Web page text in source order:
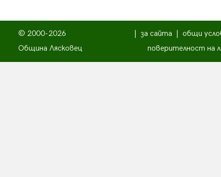
© 2000-2026
Община Лясковец
за сайта
общи
поверителност на